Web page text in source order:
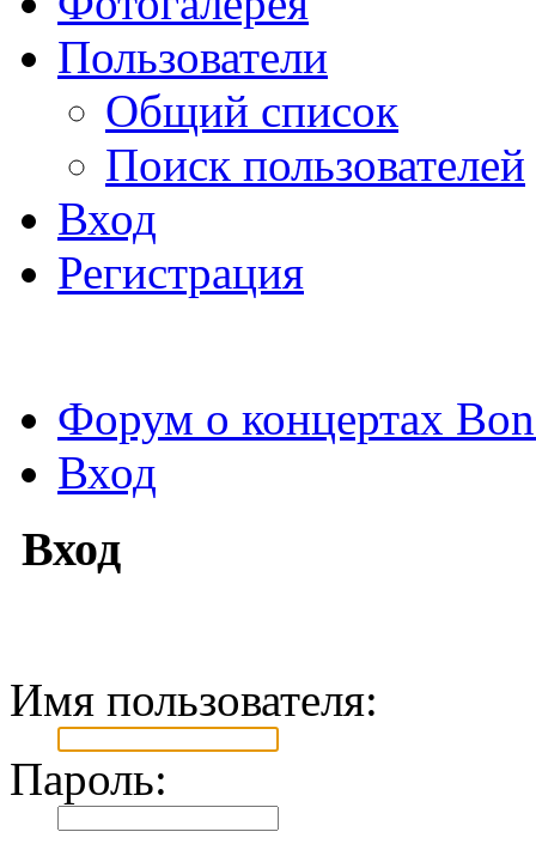
Пользователи
Общий список
Поиск пользователей
Вход
Регистрация
Форум о концертах
Вход
Вход
Имя пользователя:
Пароль: